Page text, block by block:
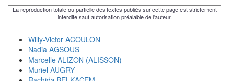
La reproduction totale ou partielle des textes publiés sur cette page est strictement
interdite sauf autorisation préalable de l'auteur.
Willy-Victor ACOULON
Nadia AGSOUS
Marcelle ALIZON (ALISSON)
Muriel AUGRY